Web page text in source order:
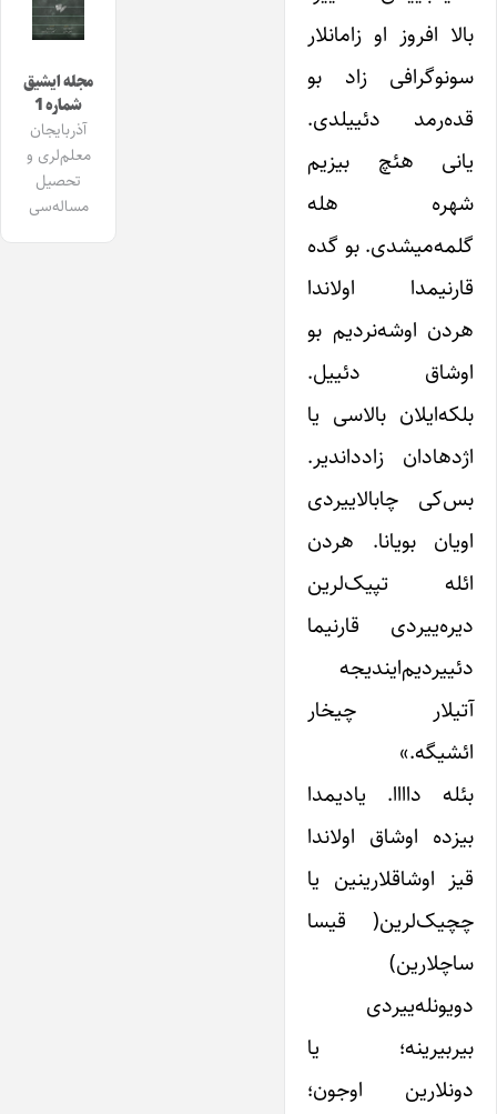
بالا افروز او زامانلار
سونوگرافی زاد بو
قده‌ر‌مد دئییلدی.
یانی هئچ بیزیم
شهره هله
گلمه‌میشدی. بو گده
قارنیمدا اولاندا
هردن اوشه‌نردیم بو
اوشاق دئییل.
بلکه‌ایلان بالاسی یا
اژدهادان زادداندیر.
بس‌کی چابالاییردی
اویان بویانا. هردن
ائله تپیک‌لرین‌
دیره‌ییردی قارنیما
دئییردیم‌ایندیجه
آتیلار چیخار
ائشیگه.»
بئله داااا. یادیمدا
بیزده اوشاق اولاندا
قیز اوشاقلارینین یا
چچیک‌لرین( قیسا
ساچلارین)
دویونله‌ییردی
بیربیرینه؛ یا
دونلارین اوجون؛
مجله ایشیق
شماره 1
آذربایجان
معلم‌لری و
تحصیل
مساله‌سی